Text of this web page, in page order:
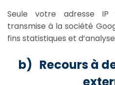
Seule votre adresse IP
transmise à la société
fins statistiques et
b) Recours à